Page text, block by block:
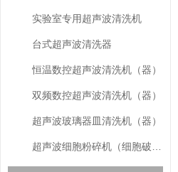
实验室专用超声波清洗机
台式超声波清洗器
恒温数控超声波清洗机（器）
双频数控超声波清洗机（器）
超声波玻璃器皿清洗机（器）